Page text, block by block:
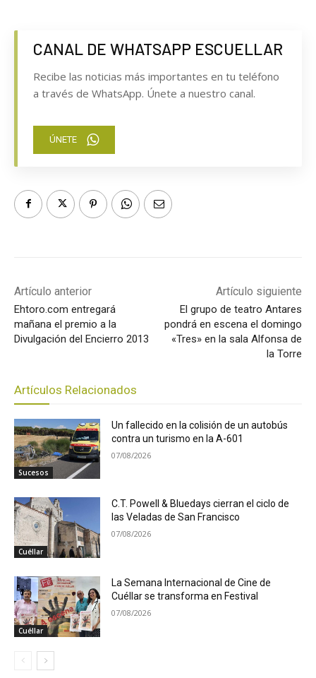
CANAL DE WHATSAPP ESCUELLAR
Recibe las noticias más importantes en tu teléfono
a través de WhatsApp. Únete a nuestro canal.
ÚNETE
Artículo anterior
Ehtoro.com entregará
mañana el premio a la
Divulgación del Encierro 2013
Artículo siguiente
El grupo de teatro Antares
pondrá en escena el domingo
«Tres» en la sala Alfonsa de
la Torre
Artículos Relacionados
Sucesos
Un fallecido en la colisión de un autobús
contra un turismo en la A-601
07/08/2026
Cuéllar
C.T. Powell & Bluedays cierran el ciclo de
las Veladas de San Francisco
07/08/2026
Cuéllar
La Semana Internacional de Cine de
Cuéllar se transforma en Festival
07/08/2026